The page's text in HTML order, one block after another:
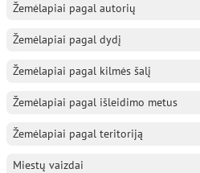
Žemėlapiai pagal autorių
Žemėlapiai pagal dydį
Žemėlapiai pagal kilmės šalį
Žemėlapiai pagal išleidimo metus
Žemėlapiai pagal teritoriją
Miestų vaizdai